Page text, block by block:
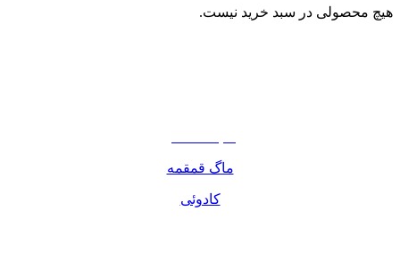
هیچ محصولی در سبد خرید نیست.
ماگ قمقمه
کادوئی